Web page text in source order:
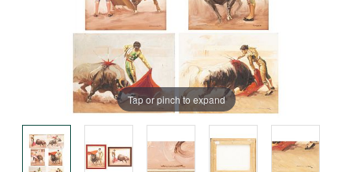
Tap or pinch to expand